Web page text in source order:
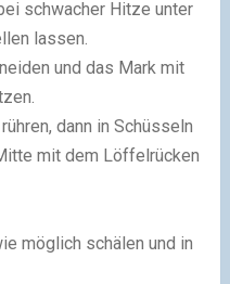
schwacher Hitze unter
lassen.
und das Mark mit
dann in Schüsseln
mit dem Löffelrücken
möglich schälen und in